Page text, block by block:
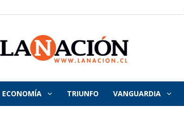
La
ECONOMÍA TRIUNFO VANGUARDIA